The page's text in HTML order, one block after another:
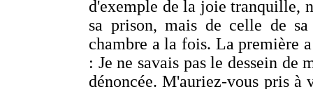
d'exemple de la joie tranquille,
sa prison, mais de celle de
chambre a la fois. La première
: Je ne savais pas le dessein de
dénoncée. M'auriez-vous pris à